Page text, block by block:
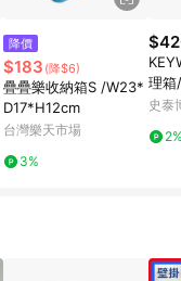
降價
$183 (降$6)
疊疊樂收納箱S /W23*
D17*H12cm
台灣樂天市場
3%
理箱
史泰